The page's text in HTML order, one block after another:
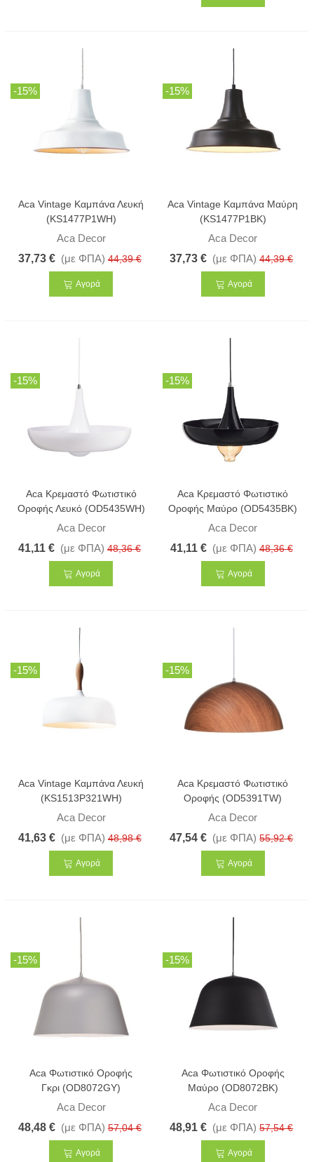
-15%
Aca Vintage Καμπάνα Λευκή
(KS1477P1WH)
Aca Decor
37,73 € (με ΦΠΑ) 44,39 €
Αγορά
-15%
Aca Vintage Καμπάνα Μαύρη
(KS1477P1BK)
Aca Decor
37,73 € (με ΦΠΑ) 44,39 €
Αγορά
-15%
Aca Κρεμαστό Φωτιστικό
Οροφής Λευκό (OD5435WH)
Aca Decor
41,11 € (με ΦΠΑ) 48,36 €
Αγορά
-15%
Aca Κρεμαστό Φωτιστικό
Οροφής Μαύρο (OD5435BK)
Aca Decor
41,11 € (με ΦΠΑ) 48,36 €
Αγορά
-15%
Aca Vintage Καμπάνα Λευκή
(KS1513P321WH)
Aca Decor
41,63 € (με ΦΠΑ) 48,98 €
Αγορά
-15%
Aca Κρεμαστό Φωτιστικό
Οροφής (OD5391TW)
Aca Decor
47,54 € (με ΦΠΑ) 55,92 €
Αγορά
-15%
Aca Φωτιστικό Οροφής
Γκρι (OD8072GY)
Aca Decor
48,48 € (με ΦΠΑ) 57,04 €
Αγορά
-15%
Aca Φωτιστικό Οροφής
Μαύρο (OD8072BK)
Aca Decor
48,91 € (με ΦΠΑ) 57,54 €
Αγορά